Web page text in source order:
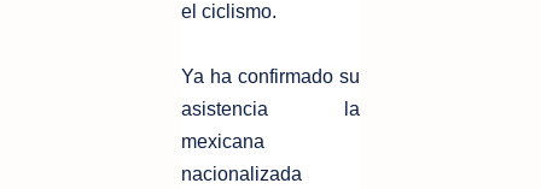
el ciclismo.
Ya ha confirmado su
asistencia la
mexicana
nacionalizada